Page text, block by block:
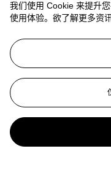
我们使用 Cookie 来提升
使用体验。欲了解更多资